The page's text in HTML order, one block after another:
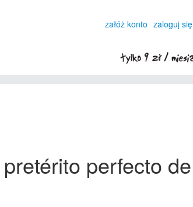
załóż konto zaloguj się
perfecto de